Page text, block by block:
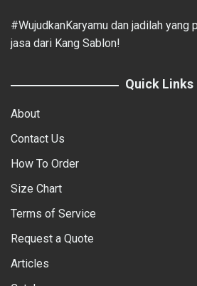
#WujudkanKaryamu dan jadilah yang
jasa dari Kang Sablon!
Quick Links
About
Contact Us
How To Order
Size Chart
Terms of Service
Request a Quote
Articles